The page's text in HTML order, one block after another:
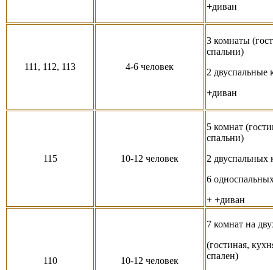
+диван
111, 112, 113 4-6 человек
3 комнаты
спальни)
2 двуспальные
+диван
115 10-12 человек
5 комнат
спальни)
2 двуспальных
6
+ +диван
110 10-12 человек
7 комнат на
(гостиная,
спален)